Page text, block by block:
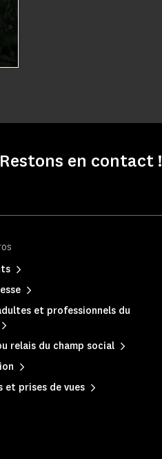
en contact !
et professionnels du
relais du champ social
et prises de vues